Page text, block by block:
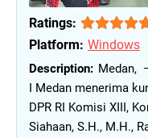
Ratings:
Platform: Windows
Medan,
I Medan menerima
DPR RI Komisi XIII,
Siahaan, S.H., M.H.,